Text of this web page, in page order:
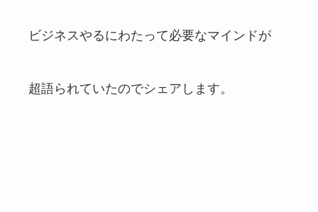
ビジネスやるにわたって必要なマインドが
超語られていたのでシェアします。